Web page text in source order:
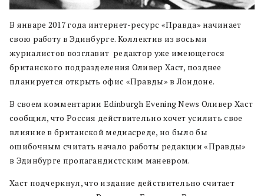
В январе 2017 года интернет-ресурс «Правда» начинает
свою работу в Эдинбурге. Коллектив из восьми
журналистов возглавит редактор уже имеющегося
британского подразделения Оливер Хаст, позднее
планируется открыть офис «Правды» в Лондоне.
В своем комментарии Edinburgh Evening News Оливер Хаст
сообщил, что Россия действительно хочет усилить свое
влияние в британской медиасреде, но было бы
ошибочным считать начало работы редакции «Правды»
в Эдинбурге пропагандистским маневром.
Хаст подчеркнул, что издание действительно считает